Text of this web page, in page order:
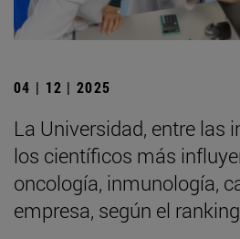
04 | 12 | 2025
La Universidad, entre las
los científicos más
oncología, inmunología,
empresa, según el